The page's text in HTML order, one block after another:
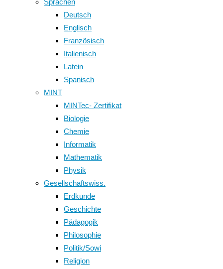
Sprachen
Deutsch
Englisch
Französisch
Italienisch
Latein
Spanisch
MINT
MINTec- Zertifikat
Biologie
Chemie
Informatik
Mathematik
Physik
Gesellschaftswiss.
Erdkunde
Geschichte
Pädagogik
Philosophie
Politik/Sowi
Religion